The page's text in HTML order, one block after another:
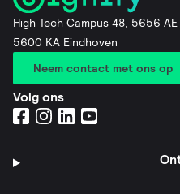
High Tech Campus 48, 5656
5600 KA Eindhoven
Neem contact met ons op
Volg ons